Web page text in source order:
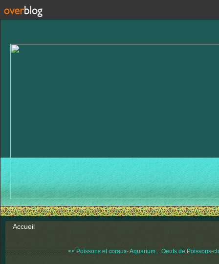
Accueil
<< Poissons et coraux- Aquarium... Oeufs de Poissons-